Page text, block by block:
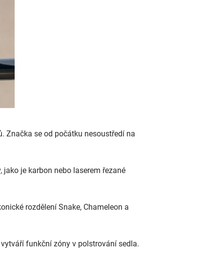
Značka se od počátku nesoustředí na
je karbon nebo laserem řezané
rozdělení Snake, Chameleon a
funkční zóny v polstrování sedla.